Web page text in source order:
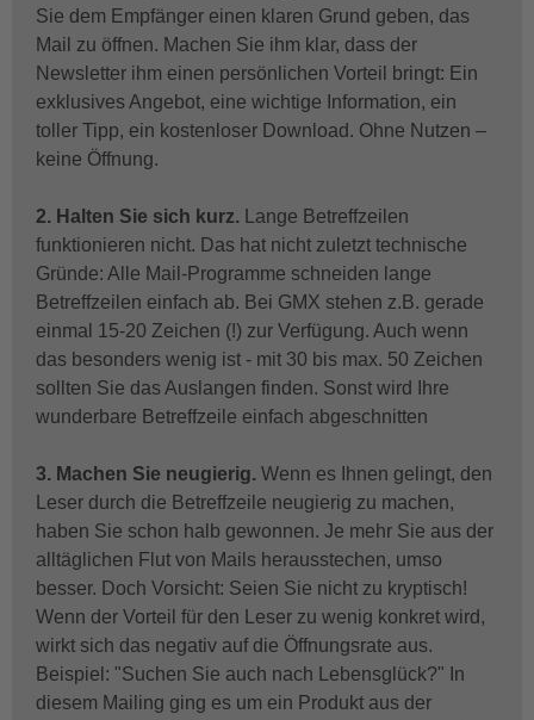
Sie dem Empfänger einen klaren Grund geben, das
Mail zu öffnen. Machen Sie ihm klar, dass der
Newsletter ihm einen persönlichen Vorteil bringt: Ein
exklusives Angebot, eine wichtige Information, ein
toller Tipp, ein kostenloser Download. Ohne Nutzen –
keine Öffnung.
2. Halten Sie sich kurz.
Lange Betreffzeilen
funktionieren nicht. Das hat nicht zuletzt technische
Gründe: Alle Mail-Programme schneiden lange
Betreffzeilen einfach ab. Bei GMX stehen z.B. gerade
einmal 15-20 Zeichen (!) zur Verfügung. Auch wenn
das besonders wenig ist - mit 30 bis max. 50 Zeichen
sollten Sie das Auslangen finden. Sonst wird Ihre
wunderbare Betreffzeile einfach abgeschnitten
3. Machen Sie neugierig. Wenn es Ihnen gelingt, den
Leser durch die Betreffzeile neugierig zu machen,
haben Sie schon halb gewonnen. Je mehr Sie aus der
alltäglichen Flut von Mails herausstechen, umso
besser. Doch Vorsicht: Seien Sie nicht zu kryptisch!
Wenn der Vorteil für den Leser zu wenig konkret wird,
wirkt sich das negativ auf die Öffnungsrate aus.
Beispiel: "Suchen Sie auch nach Lebensglück?" In
diesem Mailing ging es um ein Produkt aus der